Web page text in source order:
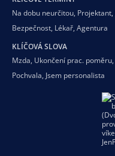
Na dobu neurčitou, Projektant,
Bezpečnost, Lékař, Agentura
KLÍČOVÁ SLOVA
Mzda, Ukončení prac. poměru,
Pochvala, Jsem personalista